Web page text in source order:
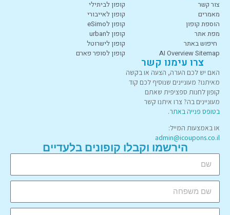
צור קשר
מאמרים
הוספת קופון
מפת אתר
חיפוש באתר
AI Overview Sitemap
קופון לביתילי
קופון לאייבורי
קופון לeSimo
קופון לurban
קופון לישרוטל
קופון לסופר פארם
צרו עימנו קשר
האם יש לכם הערה, הצעה או בקשה
מאיתנו? מעוניינים שנוסיף לכם קוד
קופון לחנות ספציפית שאתם
מעוניינים בה? צרו איתנו קשר
בטופס פנייה באתר.
או באמצעות המייל:
admin@icoupons.co.il
הירשמו וקבלו קופונים בלעדיים